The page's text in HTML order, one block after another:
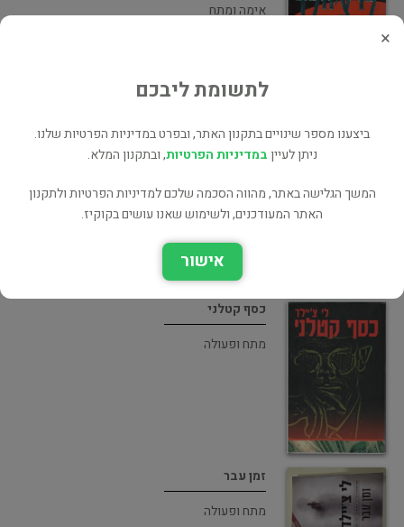
אימה ומתח
ניסיון קטלני
כסף קטלני
מתח ופעולה
זמן עבר
מתח ופעולה
×
לתשומת ליבכם
ביצענו מספר שינויים בתקנון האתר, ובפרט במדיניות הפרטיות שלנו.
ניתן לעייןבמדיניות הפרטיות, ובתקנון המלא.
המשך הגלישה באתר, מהווה הסכמה שלכם למדיניות הפרטיות ולתקנון
האתר המעודכנים, ולשימוש שאנו עושים בקוקיז.
אישור